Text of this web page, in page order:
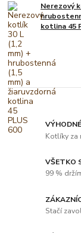
Nerezový
kotlina 45
Kotlíky za
VŠETKO
99 %
Stačí